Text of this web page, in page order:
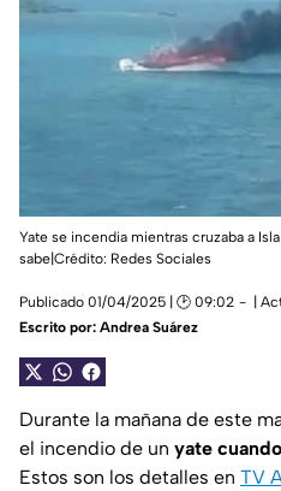
Yate se incendia mientras cruzaba a
sabe|Crédito: Redes Sociales
Publicado 01/04/2025 | 🕑 09:02 |
Escrito por: Andrea Suárez
Durante la mañana de este
el incendio de un yate
Estos son los detalles en TV